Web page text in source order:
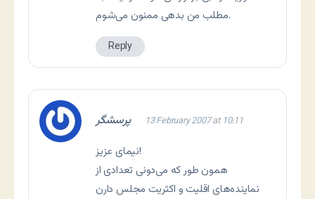
مطلب من بدهی ممنون می‌شوم.
Reply
پرسشگر 13 February 2007 at 10:11
نیمای عزیز!
همون طور که می‌دونی تعدادی از
نماینده‌های اقلیت و اکثریت مجلس دارن